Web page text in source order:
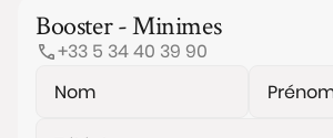
Booster - Minimes
+33 5 34 40 39 90